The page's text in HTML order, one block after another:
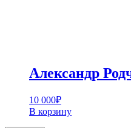
Александр
10 000₽
В корзину